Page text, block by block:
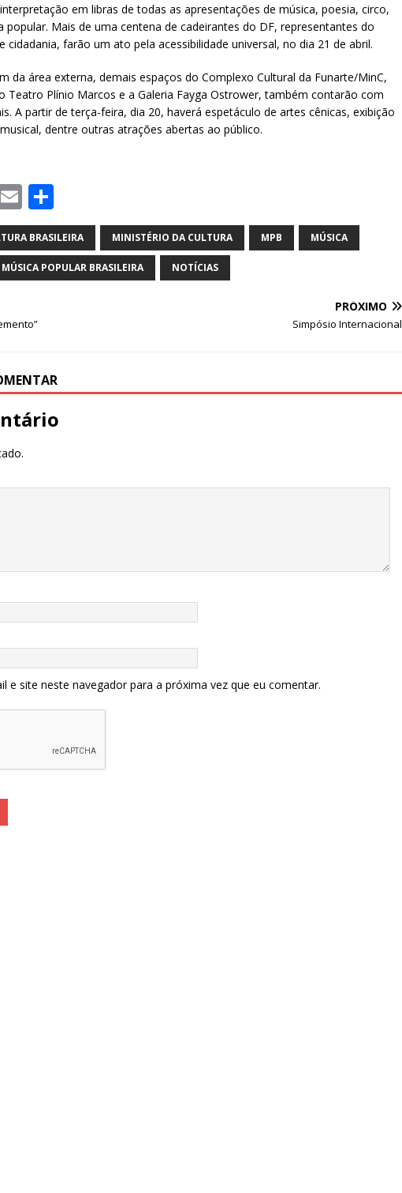
em libras de todas as apresentações de música, poesia, circo,
popular. Mais de uma centena de cadeirantes do DF, representantes do
cidadania, farão um ato pela acessibilidade universal, no dia 21 de abril.
da área externa, demais espaços do Complexo Cultural da Funarte/MinC,
Teatro Plínio Marcos e a Galeria Fayga Ostrower, também contarão com
A partir de terça-feira, dia 20, haverá espetáculo de artes cênicas, exibição
dentre outras atrações abertas ao público.
E
m
ai
l
h
ar
e
BRASILEIRA MINISTÉRIO DA CULTURA MPB MÚSICA
MÚSICA POPULAR BRASILEIRA NOTÍCIAS
PRÓXIMO
Simpósio Internacional
e site neste navegador para a próxima vez que eu comentar.